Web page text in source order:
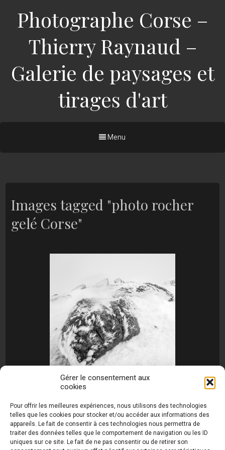
Gérer le consentement aux
cookies
Pour offrir les meilleures expériences, nous utilisons des technologies
telles que les cookies pour stocker et/ou accéder aux informations des
appareils. Le fait de consentir à ces technologies nous permettra de
traiter des données telles que le comportement de navigation ou les ID
uniques sur ce site. Le fait de ne pas consentir ou de retirer son
Photographe Corse –
Thierry Raynaud –
Galerie de paysages et
tirages d'art
Menu
Images tagged "photo rocher
gelé Corse"